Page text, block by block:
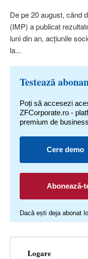
De pe 20 august, când
(IMP) a publicat
luni din an, acţiunile
la...
Testează
Poți să accesezi
ZFCorporate.ro -
premium de
Cere demo
Abonează-
Dacă ești deja abonat
Logare